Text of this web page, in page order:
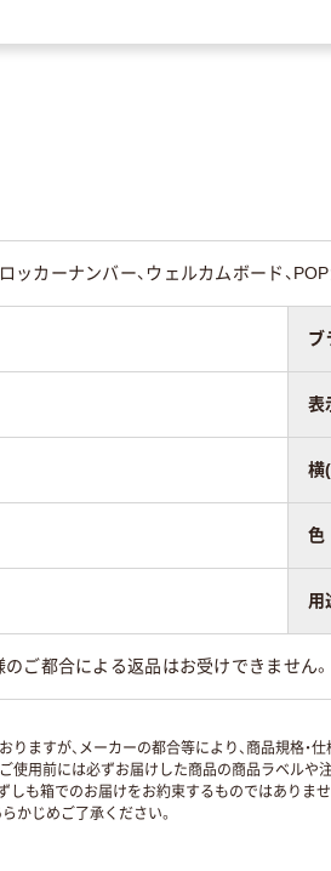
ッカーナンバー、ウェルカムボード、
ブ
表
横
色
用
のご都合による返品はお受けできません。
すが、メーカーの都合等により、商品規格・
用前には必ずお届けした商品の商品ラベル
しも箱でのお届けをお約束するものではありませ
かじめご了承ください。